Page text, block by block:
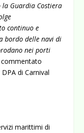
la Guardia Costiera
continuo e
bordo delle navi di
nei porti
di Carnival
marittimi di